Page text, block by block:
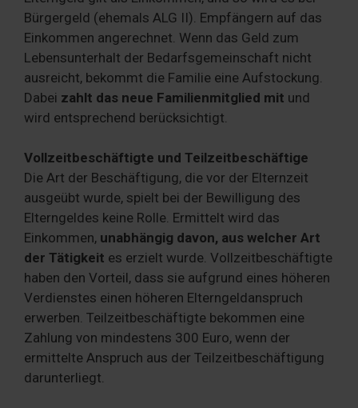
Bürgergeld (ehemals ALG II). Empfängern auf das
Einkommen angerechnet. Wenn das Geld zum
Lebensunterhalt der Bedarfsgemeinschaft nicht
ausreicht, bekommt die Familie eine Aufstockung.
Dabei zahlt das neue Familienmitglied mit und
wird entsprechend berücksichtigt.
Vollzeitbeschäftigte und Teilzeitbeschäftige
Die Art der Beschäftigung, die vor der Elternzeit
ausgeübt wurde, spielt bei der Bewilligung des
Elterngeldes keine Rolle. Ermittelt wird das
Einkommen, unabhängig davon, aus welcher Art
der Tätigkeit es erzielt wurde. Vollzeitbeschäftigte
haben den Vorteil, dass sie aufgrund eines höheren
Verdienstes einen höheren Elterngeldanspruch
erwerben. Teilzeitbeschäftigte bekommen eine
Zahlung von mindestens 300 Euro, wenn der
ermittelte Anspruch aus der Teilzeitbeschäftigung
darunterliegt.